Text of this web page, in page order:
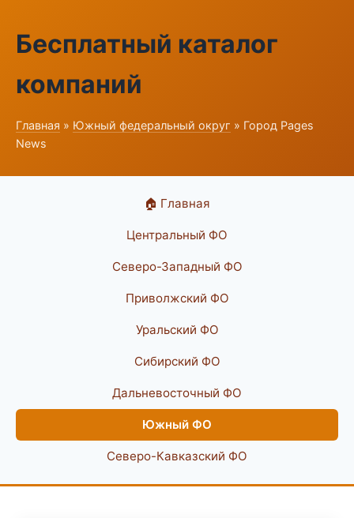
Бесплатный каталог
компаний
Главная » Южный федеральный округ » Город Pages
News
🏠 Главная
Центральный ФО
Северо-Западный ФО
Приволжский ФО
Уральский ФО
Сибирский ФО
Дальневосточный ФО
Южный ФО
Северо-Кавказский ФО